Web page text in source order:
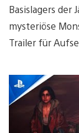
Basislagers der
mysteriöse
Trailer für